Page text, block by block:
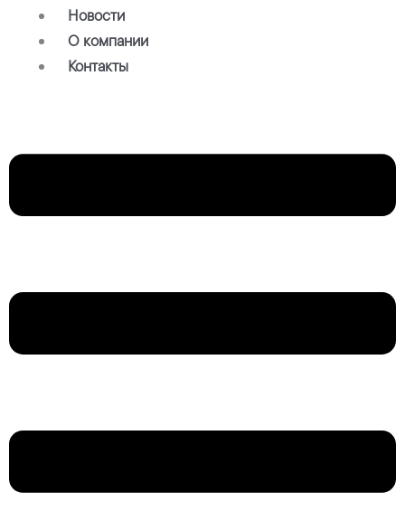
Новости
О компании
Контакты